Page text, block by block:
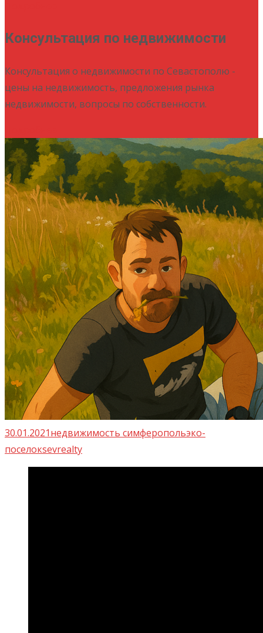
Консультация по недвижимости
Консультация о недвижимости по Севастополю -
цены на недвижимость, предложения рынка
недвижимости, вопросы по собственности.
30.01.2021недвижимость симферопольэко-
поселокsevrealty